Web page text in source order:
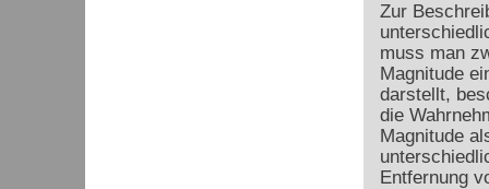
Zur
muss man
Magnitude
darstellt,
die
Magnitude
Entfernung